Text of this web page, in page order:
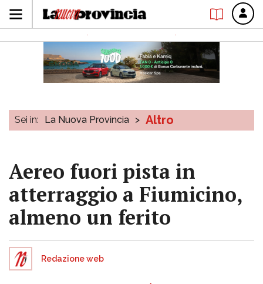
Sei in: La Nuova Provincia > Altro
Aereo fuori pista in
atterraggio a Fiumicino,
almeno un ferito
Redazione web